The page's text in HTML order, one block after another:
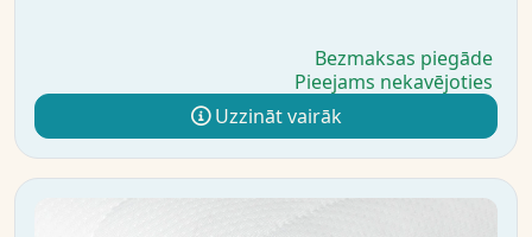
Bezmaksas piegāde
Pieejams nekavējoties
Uzzināt vairāk